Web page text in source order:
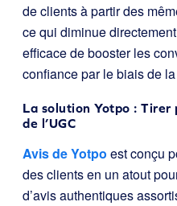
de clients à partir des
ce qui diminue
efficace de booster les
confiance par le biais de
La solution Yotpo :
de l’UGC
Avis de Yotpo est conçu
des clients en un atout
d’avis authentiques